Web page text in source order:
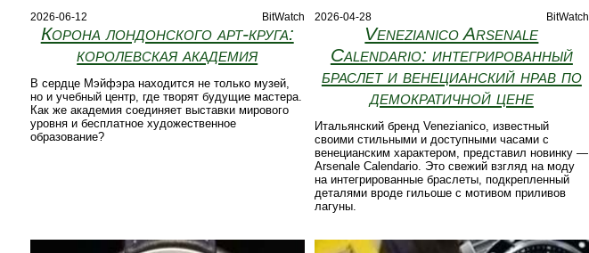
2026-06-12 BitWatch
Корона лондонского арт‑круга:
королевская академия
В сердце Мэйфэра находится не только музей,
но и учебный центр, где творят будущие мастера.
Как же академия соединяет выставки мирового
уровня и бесплатное художественное
образование?
2026-04-28 BitWatch
Venezianico Arsenale
Calendario: интегрированный
браслет и венецианский нрав по
демократичной цене
Итальянский бренд Venezianico, известный
своими стильными и доступными часами с
венецианским характером, представил новинку —
Arsenale Calendario. Это свежий взгляд на моду
на интегрированные браслеты, подкрепленный
деталями вроде гильоше с мотивом приливов
лагуны.